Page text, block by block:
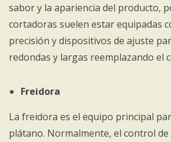
sabor y la apariencia del producto,
cortadoras suelen estar equipadas
precisión y dispositivos de ajuste
redondas y largas reemplazando el
Freidora
La freidora es el equipo principal
plátano. Normalmente, el control